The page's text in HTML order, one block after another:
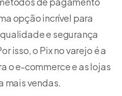
opção incrível para
e segurança
isso, o Pix no varejo é a
o e-commerce e as lojas
mais vendas.